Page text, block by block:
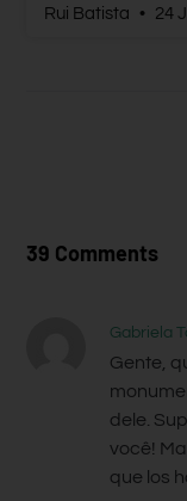
Rui Batista 24
39 Comments
Gabriela
Gente,
dele.
você!
que los